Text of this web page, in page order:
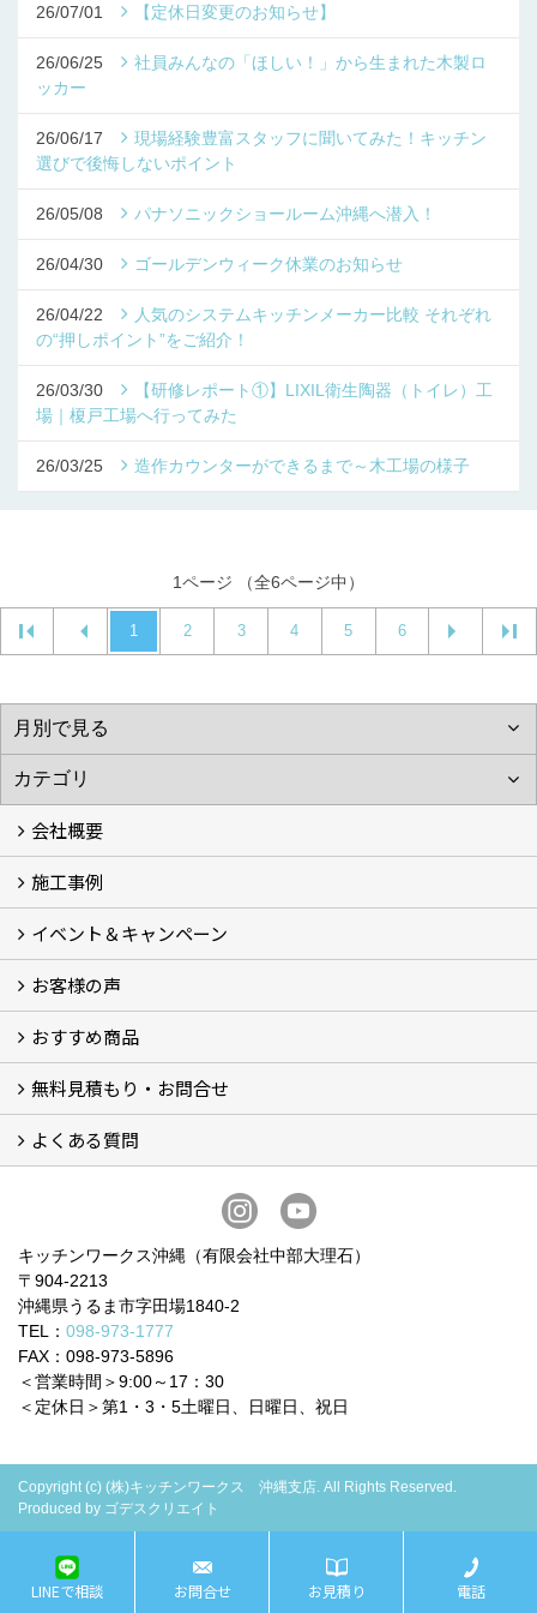
26/07/01 【定休日変更のお知らせ】
26/06/25
社員みんなの「ほしい！」から生まれた木製ロ
ッカー
26/06/17
現場経験豊富スタッフに聞いてみた！キッチン
選びで後悔しないポイント
26/05/08 パナソニックショールーム沖縄へ潜入！
26/04/30 ゴールデンウィーク休業のお知らせ
26/04/22
人気のシステムキッチンメーカー比較 それぞれ
の“押しポイント”をご紹介！
26/03/30
【研修レポート①】LIXIL衛生陶器（トイレ）工
場｜榎戸工場へ行ってみた
26/03/25 造作カウンターができるまで～木工場の様子
1ページ （全6ページ中）
1 2 3 4 5 6
会社概要
会社概要 (3)
スタッフ紹介
ブログ
プライバシーポリシー
『安心と信頼』を形にする自社工場
施工事例
施工事例
イベント＆キャンペーン
イベント＆キャンペーン
お客様の声
お客様の声 (34)
おすすめ商品
BOSCHビルトイン食洗機 (6)
BOSCHビルトインIHクッキングヒーター (2)
お買い得！！商品＋交換パック（費用コミコミ） (12)
システムキッチン (5)
洗面化粧台 (4)
トイレ (9)
ビルトイン食器洗い乾燥機 (3)
ガスコンロ・IHヒーター
無料見積もり・お問合せ
フォームで問い合わせる
LINEで概算見積り
電話で相談
無料現地調査をご希望の方
よくある質問
お問合せに関する質問 (6)
費用・見積り・お支払いに関する質問 (7)
キッチンワークス沖縄（有限会社中部大理石）
〒904-2213
沖縄県うるま市字田場1840-2
TEL： 098-973-1777
FAX：098-973-5896
＜営業時間＞9:00～17：30
＜定休日＞第1・3・5土曜日、日曜日、祝日
Copyright (c) (株)キッチンワークス 沖縄支店. All Rights Reserved.
Produced by ゴデスクリエイト
LINEで相談 お問合せ お見積り 電話